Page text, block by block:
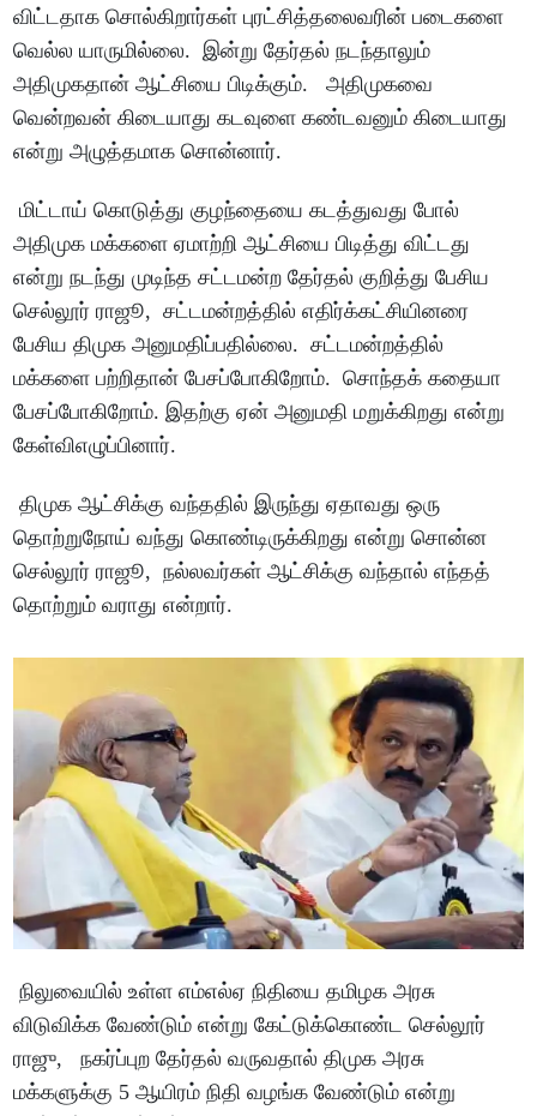
விட்டதாக சொல்கிறார்கள் புரட்சித்தலைவரின் படைகளை
வெல்ல யாருமில்லை. இன்று தேர்தல் நடந்தாலும்
அதிமுகதான் ஆட்சியை பிடிக்கும். அதிமுகவை
வென்றவன் கிடையாது கடவுளை கண்டவனும் கிடையாது
என்று அழுத்தமாக சொன்னார்.
மிட்டாய் கொடுத்து குழந்தையை கடத்துவது போல்
அதிமுக மக்களை ஏமாற்றி ஆட்சியை பிடித்து விட்டது
என்று நடந்து முடிந்த சட்டமன்ற தேர்தல் குறித்து பேசிய
செல்லூர் ராஜூ, சட்டமன்றத்தில் எதிர்க்கட்சியினரை
பேசிய திமுக அனுமதிப்பதில்லை. சட்டமன்றத்தில்
மக்களை பற்றிதான் பேசப்போகிறோம். சொந்தக் கதையா
பேசப்போகிறோம். இதற்கு ஏன் அனுமதி மறுக்கிறது என்று
கேள்விஎழுப்பினார்.
திமுக ஆட்சிக்கு வந்ததில் இருந்து ஏதாவது ஒரு
தொற்றுநோய் வந்து கொண்டிருக்கிறது என்று சொன்ன
செல்லூர் ராஜூ, நல்லவர்கள் ஆட்சிக்கு வந்தால் எந்தத்
தொற்றும் வராது என்றார்.
நிலுவையில் உள்ள எம்எல்ஏ நிதியை தமிழக அரசு
விடுவிக்க வேண்டும் என்று கேட்டுக்கொண்ட செல்லூர்
ராஜு, நகர்ப்புற தேர்தல் வருவதால் திமுக அரசு
மக்களுக்கு 5 ஆயிரம் நிதி வழங்க வேண்டும் என்று